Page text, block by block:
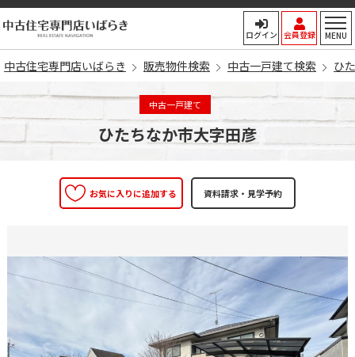
中古住宅専門店いばらき
ログイン 会員登録 MENU
中古住宅専門店いばらき 販売物件検索 中古一戸建て検索 ひ
中古一戸建て
ひたちなか市大字田彦
お気に入りに追加する